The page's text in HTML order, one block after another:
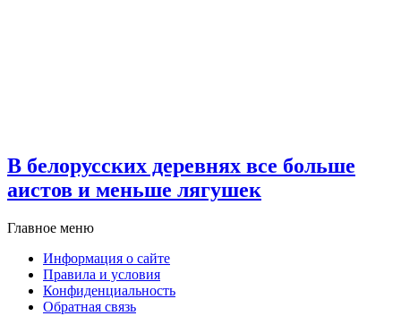
В белорусских деревнях все больше
аистов и меньше лягушек
Главное меню
Информация о сайте
Правила и условия
Конфиденциальность
Обратная связь